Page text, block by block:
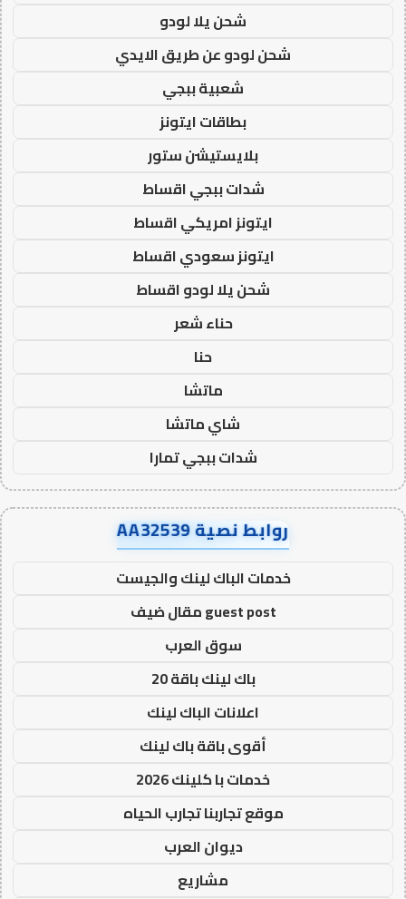
شحن يلا لودو
شحن لودو عن طريق الايدي
شعبية ببجي
بطاقات ايتونز
بلايستيشن ستور
شدات ببجي اقساط
ايتونز امريكي اقساط
ايتونز سعودي اقساط
شحن يلا لودو اقساط
حناء شعر
حنا
ماتشا
شاي ماتشا
شدات ببجي تمارا
روابط نصية AA32539
خدمات الباك لينك والجيست
guest post مقال ضيف
سوق العرب
باك لينك باقة 20
اعلانات الباك لينك
أقوى باقة باك لينك
خدمات با كلينك 2026
موقع تجاربنا تجارب الحياه
ديوان العرب
مشاريع